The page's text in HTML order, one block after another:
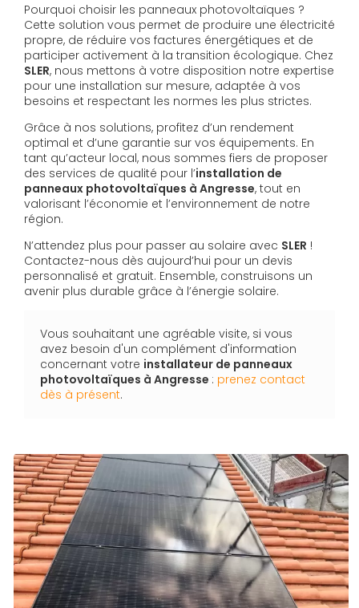
Pourquoi choisir les panneaux photovoltaïques ?
Cette solution vous permet de produire une électricité
propre, de réduire vos factures énergétiques et de
participer activement à la transition écologique. Chez
SLER, nous mettons à votre disposition notre expertise
pour une installation sur mesure, adaptée à vos
besoins et respectant les normes les plus strictes.
Grâce à nos solutions, profitez d’un rendement
optimal et d’une garantie sur vos équipements. En
tant qu’acteur local, nous sommes fiers de proposer
des services de qualité pour l’installation de
panneaux photovoltaïques à Angresse, tout en
valorisant l’économie et l’environnement de notre
région.
N’attendez plus pour passer au solaire avec SLER !
Contactez-nous dès aujourd’hui pour un devis
personnalisé et gratuit. Ensemble, construisons un
avenir plus durable grâce à l’énergie solaire.
Vous souhaitant une agréable visite, si vous
avez besoin d'un complément d'information
concernant votre installateur de panneaux
photovoltaïques à Angresse : prenez contact
dès à présent.